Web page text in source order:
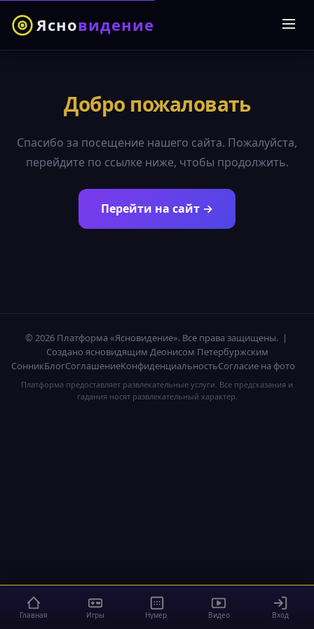
Ясновидение
Добро пожаловать
Спасибо за посещение нашего сайта. Пожалуйста,
перейдите по ссылке ниже, чтобы продолжить.
Перейти на сайт →
© 2026 Платформа «Ясновидение». Все права защищены. |
Создано ясновидящим Деонисом Петербуржским
СонникБлогСоглашениеКонфиденциальностьСогласие на фото
Платформа предоставляет развлекательные услуги. Все предсказания и
гадания носят развлекательный характер.
Главная Игры Нумер. Видео Вход